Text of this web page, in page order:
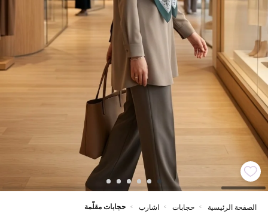
الصفحة الرئيسية > حجابات > اشارب > حجابات مقلّمة